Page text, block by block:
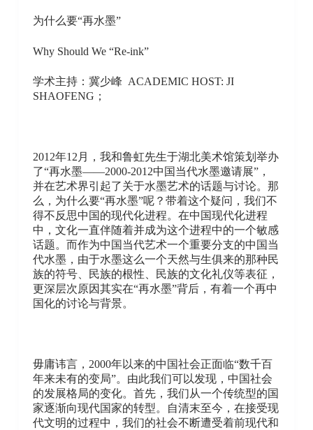
为什么要“再水墨”
Why Should We “Re-ink”
学术主持：冀少峰 ACADEMIC HOST: JI
SHAOFENG；
2012年12月，我和鲁虹先生于湖北美术馆策划举办
了“再水墨——2000-2012中国当代水墨邀请展”，
并在艺术界引起了关于水墨艺术的话题与讨论。那
么，为什么要“再水墨”呢？带着这个疑问，我们不
得不反思中国的现代化进程。在中国现代化进程
中，文化一直伴随着并成为这个进程中的一个敏感
话题。而作为中国当代艺术一个重要分支的中国当
代水墨，由于水墨这么一个天然与生俱来的那种民
族的符号、民族的根性、民族的文化礼仪等表征，
更深层次原因其实在“再水墨”背后，有着一个再中
国化的讨论与背景。
毋庸讳言，2000年以来的中国社会正面临“数千百
年来未有的变局”。由此我们可以发现，中国社会
的发展格局的变化。首先，我们从一个传统型的国
家逐渐向现代国家的转型。自清末至今，在接受现
代文明的过程中，我们的社会不断遭受着前现代和